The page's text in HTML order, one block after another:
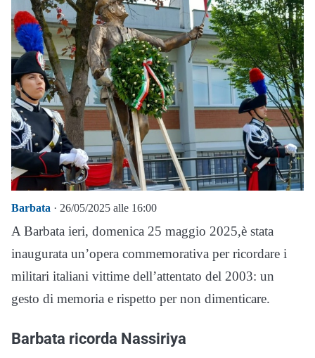
Barbata · 26/05/2025 alle 16:00
A Barbata ieri, domenica 25 maggio 2025,è stata
inaugurata un’opera commemorativa per ricordare i
militari italiani vittime dell’attentato del 2003: un
gesto di memoria e rispetto per non dimenticare.
Barbata ricorda Nassiriya